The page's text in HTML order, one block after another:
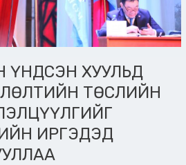
ҮНДСЭН ХУУЛЬД
ТӨСЛИЙН
ИРГЭДЭД